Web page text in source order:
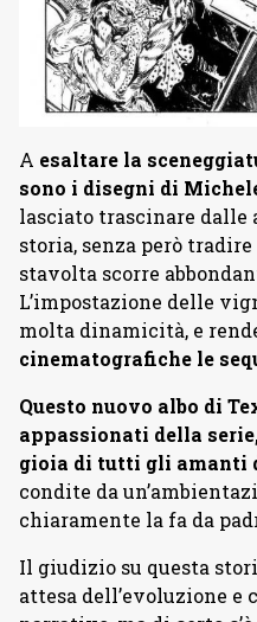
A esaltare la
sono i disegni di
lasciato trascinare
storia, senza però
stavolta scorre
L’impostazione delle
molta dinamicità, e
cinematografiche le
Questo nuovo albo di
appassionati della
gioia di tutti gli amanti
condite da
chiaramente la fa da
Il giudizio su questa
attesa dell’evoluzione e